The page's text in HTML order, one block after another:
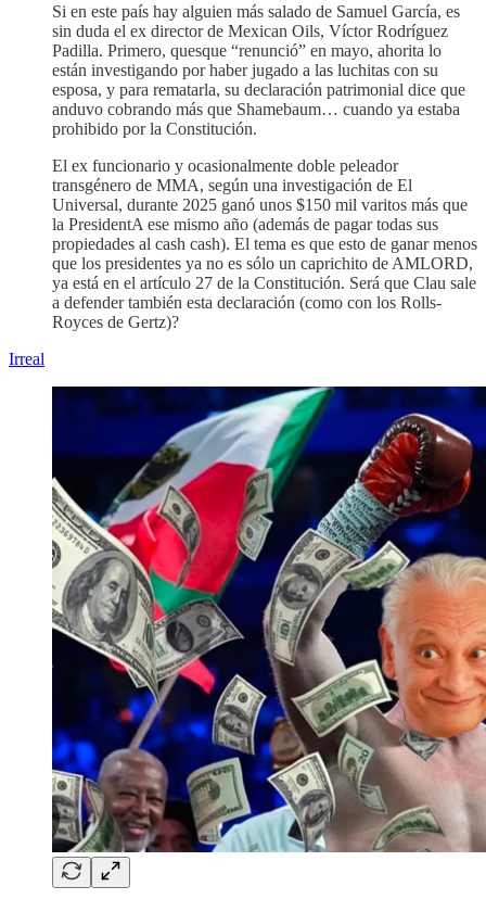
Si en este país hay alguien más salado de Samuel García, es
sin duda el ex director de Mexican Oils, Víctor Rodríguez
Padilla. Primero, quesque “renunció” en mayo, ahorita lo
están investigando por haber jugado a las luchitas con su
esposa, y para rematarla, su declaración patrimonial dice que
anduvo cobrando más que Shamebaum… cuando ya estaba
prohibido por la Constitución.
El ex funcionario y ocasionalmente doble peleador
transgénero de MMA, según una investigación de El
Universal, durante 2025 ganó unos $150 mil varitos más que
la PresidentA ese mismo año (además de pagar todas sus
propiedades al cash cash). El tema es que esto de ganar menos
que los presidentes ya no es sólo un caprichito de AMLORD,
ya está en el artículo 27 de la Constitución. Será que Clau sale
a defender también esta declaración (como con los Rolls-
Royces de Gertz)?
Irreal